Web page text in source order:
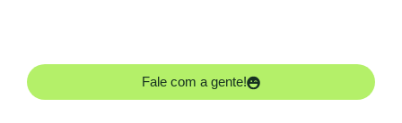
Fale com a gente!